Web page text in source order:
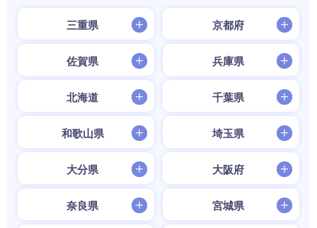
三重県 京都府
佐賀県 兵庫県
北海道 千葉県
和歌山県 埼玉県
大分県 大阪府
奈良県 宮城県